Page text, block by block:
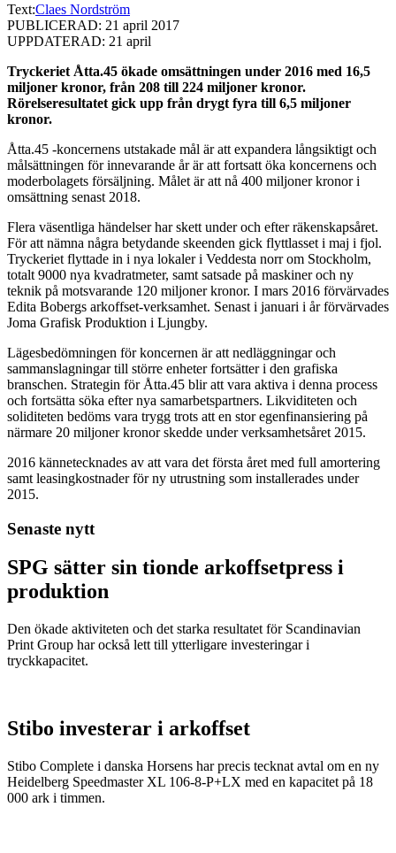
Text:Claes Nordström
PUBLICERAD: 21 april 2017
UPPDATERAD: 21 april
Tryckeriet Åtta.45 ökade omsättningen under 2016 med 16,5
miljoner kronor, från 208 till 224 miljoner kronor.
Rörelseresultatet gick upp från drygt fyra till 6,5 miljoner
kronor.
Åtta.45 -koncernens utstakade mål är att expandera långsiktigt och
målsättningen för innevarande år är att fortsatt öka koncernens och
moderbolagets försäljning. Målet är att nå 400 miljoner kronor i
omsättning senast 2018.
Flera väsentliga händelser har skett under och efter räkenskapsåret.
För att nämna några betydande skeenden gick flyttlasset i maj i fjol.
Tryckeriet flyttade in i nya lokaler i Veddesta norr om Stockholm,
totalt 9000 nya kvadratmeter, samt satsade på maskiner och ny
teknik på motsvarande 120 miljoner kronor. I mars 2016 förvärvades
Edita Bobergs arkoffset-verksamhet. Senast i januari i år förvärvades
Joma Grafisk Produktion i Ljungby.
Lägesbedömningen för koncernen är att nedläggningar och
sammanslagningar till större enheter fortsätter i den grafiska
branschen. Strategin för Åtta.45 blir att vara aktiva i denna process
och fortsätta söka efter nya samarbetspartners. Likviditeten och
soliditeten bedöms vara trygg trots att en stor egenfinansiering på
närmare 20 miljoner kronor skedde under verksamhetsåret 2015.
2016 kännetecknades av att vara det första året med full amortering
samt leasingkostnader för ny utrustning som installerades under
2015.
Senaste nytt
SPG sätter sin tionde arkoffsetpress i
produktion
Den ökade aktiviteten och det starka resultatet för Scandinavian
Print Group har också lett till ytterligare investeringar i
tryckkapacitet.
Stibo investerar i arkoffset
Stibo Complete i danska Horsens har precis tecknat avtal om en ny
Heidelberg Speedmaster XL 106-8-P+LX med en kapacitet på 18
000 ark i timmen.